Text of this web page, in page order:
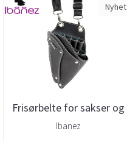
Nyhet
Frisørbelte for sakser og
frisørutstyr, Ibanez
Ibanez